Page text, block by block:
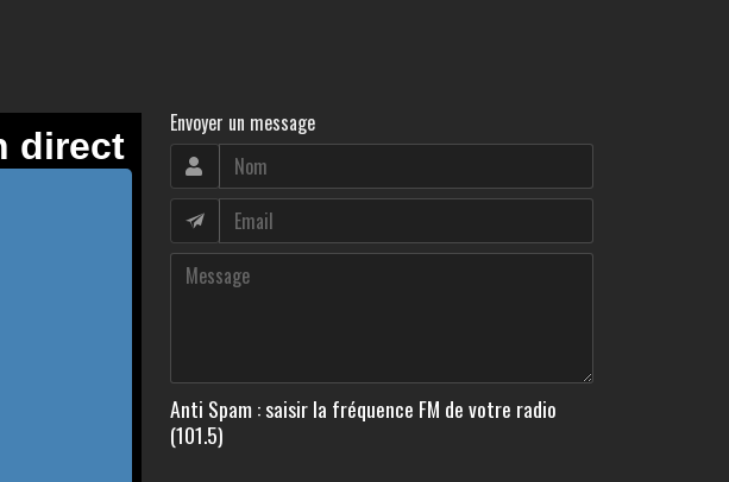
Envoyer un message
Anti Spam : saisir la fréquence FM de votre radio
(101.5)